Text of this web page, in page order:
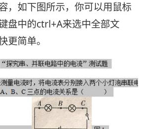
，如下图所示，你可以用鼠标
盘中的ctrl+A来选中全部文
更简单。